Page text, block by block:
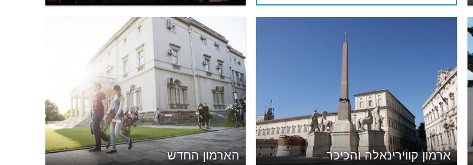
הארמון החדש ארמון קווירינאלה והכיכר